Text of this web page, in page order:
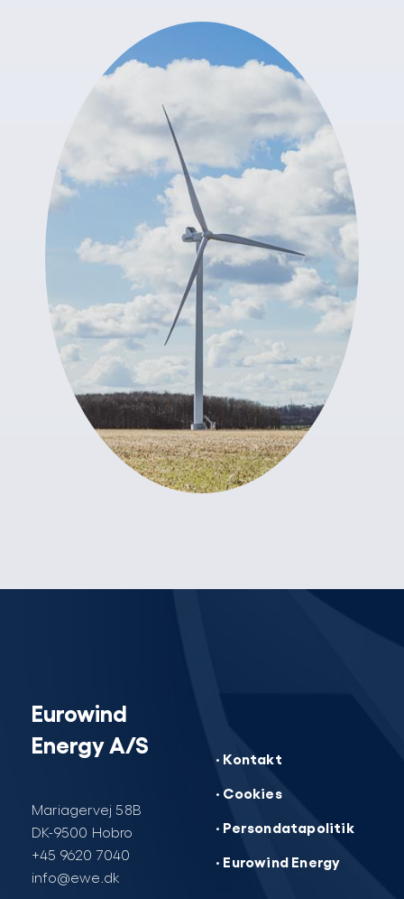
Eurowind
Energy A/S
Mariagervej 58B
DK-9500 Hobro
+45 9620 7040
info@ewe.dk
· Kontakt
· Cookies
· Persondatapolitik
· Eurowind Energy